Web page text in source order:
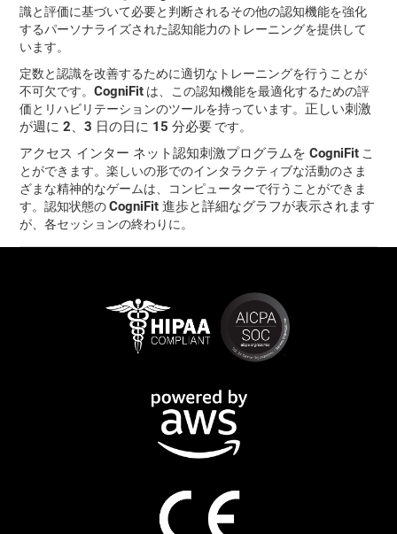
識と評価に基づいて必要と判断されるその他の認知機能を強化
するパーソナライズされた認知能力のトレーニングを提供して
います。
定数と認識を改善するために適切なトレーニングを行うことが
不可欠です。CogniFit は、この認知機能を最適化するための評
価とリハビリテーションのツールを持っています。 正しい刺激
が週に 2、3 日の日に 15 分必要 です。
アクセス インター ネット認知刺激プログラムを CogniFit こ
とができます。楽しいの形でのインタラクティブな活動のさま
ざまな精神的なゲームは、コンピューターで行うことができま
す。認知状態のCogniFit 進歩と詳細なグラフが表示されます
が、各セッションの終わりに。